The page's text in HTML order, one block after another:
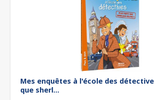
Mes enquêtes à l'école des
que sherl...